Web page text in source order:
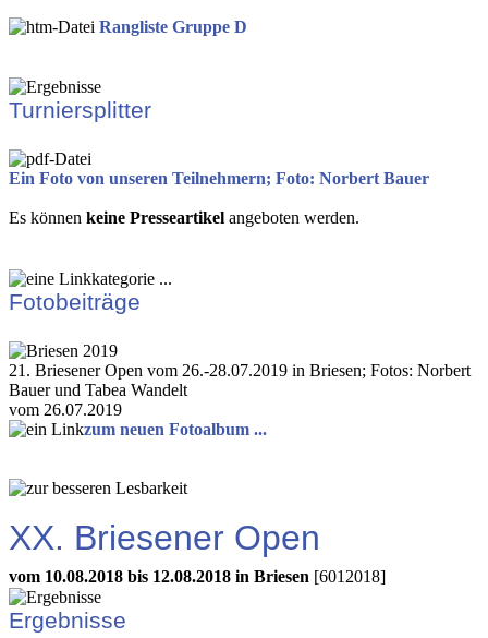
Rangliste Gruppe D
Turniersplitter
Ein Foto von unseren Teilnehmern; Foto: Norbert Bauer
Es können keine Presseartikel angeboten werden.
Fotobeiträge
21. Briesener Open vom 26.-28.07.2019 in Briesen; Fotos: Norbert
Bauer und Tabea Wandelt
vom 26.07.2019
zum neuen Fotoalbum ...
XX. Briesener Open
vom 10.08.2018 bis 12.08.2018 in Briesen [6012018]
Ergebnisse